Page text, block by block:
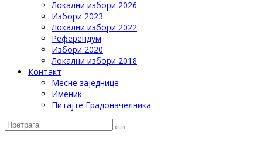
Локални избори 2026
Избори 2023
Локални избори 2022
Референдум
Избори 2020
Локални избори 2018
Контакт
Месне заједнице
Именик
Питајте Градоначелника